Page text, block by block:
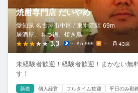
焼酎専門店 だいやめ
愛知県 名古屋市中区 / 東別院駅 69m
居酒屋、もつ鍋、焼き鳥
3.3 ～￥5,999 － 43席
未経験者歓迎！経験者歓迎！まかない無
す！
新着 個人経営 フルタイム歓迎 平日のみ勤